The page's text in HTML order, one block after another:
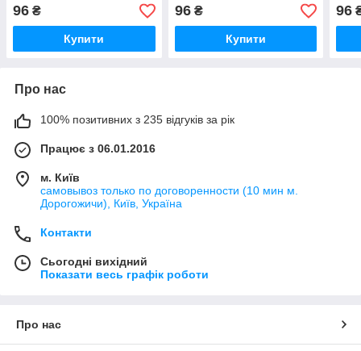
96 ₴
Купити
96₴
Купити
96
Про нас
100% позитивних з 235 відгуків за рік
Працює з 06.01.2016
м. Київ
самовывоз только по договоренности (10 мин м.
Дорогожичи), Київ, Україна
Контакти
Сьогодні вихідний
Показати весь графік роботи
Про нас